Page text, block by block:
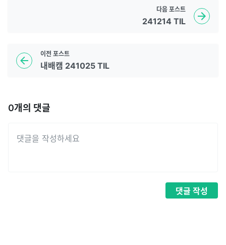
이전 포스트
내배캠 241025 TIL
다음 포스트
241214 TIL
0개의 댓글
댓글 작성